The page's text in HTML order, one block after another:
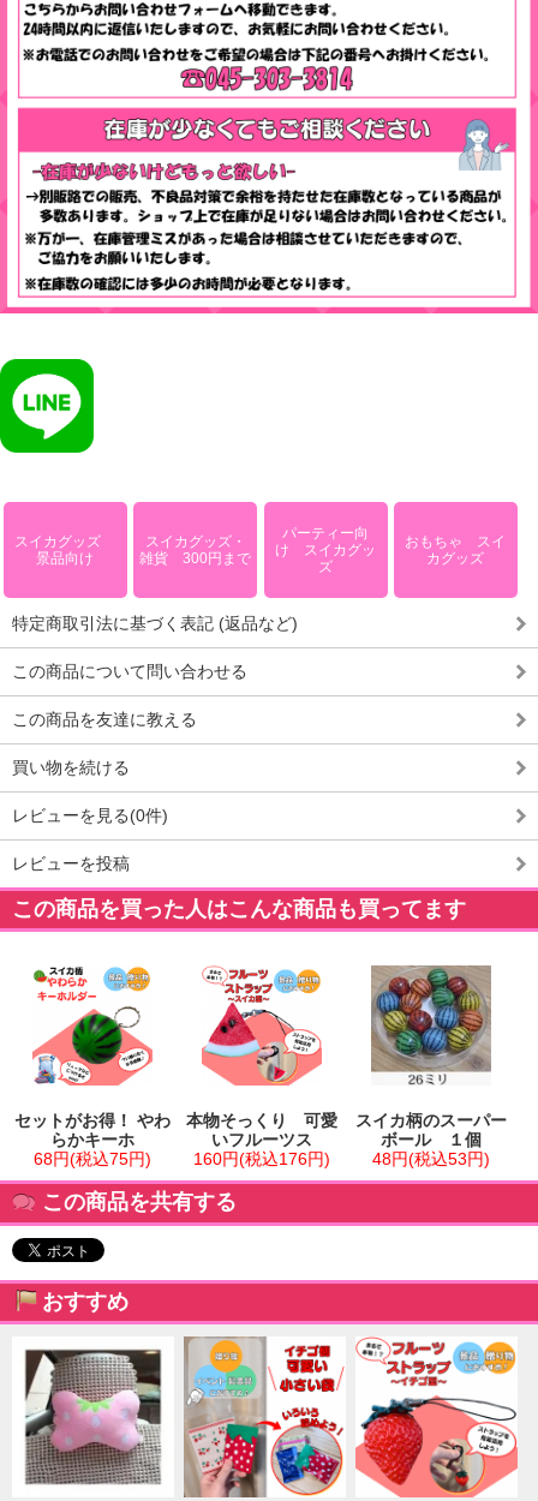
スイカグッズ
景品向け
スイカグッズ・
雑貨 300円まで
パーティー向
け スイカグッ
ズ
おもちゃ スイ
カグッズ
特定商取引法に基づく表記 (返品など)
この商品について問い合わせる
この商品を友達に教える
買い物を続ける
レビューを見る(0件)
レビューを投稿
この商品を買った人はこんな商品も買ってます
セットがお得！ やわ
らかキーホ
68円(税込75円)
本物そっくり 可愛
いフルーツス
160円(税込176円)
スイカ柄のスーパー
ボール １個
48円(税込53円)
この商品を共有する
おすすめ